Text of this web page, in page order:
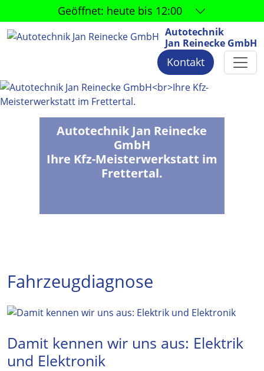
Geöffnet: heute bis 12:00
Autotechnik
Jan Reinecke GmbH
Kontakt
Autotechnik Jan Reinecke
GmbH
Ihre Kfz-Meisterwerkstatt im
Frettertal.
Fahrzeugdiagnose
Damit kennen wir uns aus: Elektrik
und Elektronik